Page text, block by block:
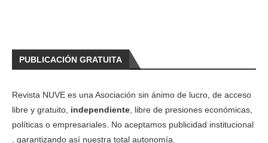
PUBLICACIÓN GRATUITA
Revista NUVE es una Asociación sin ánimo de lucro, de acceso
libre y gratuito, independiente , libre de presiones económicas,
políticas o empresariales. No aceptamos publicidad institucional
, garantizando así nuestra total autonomía.